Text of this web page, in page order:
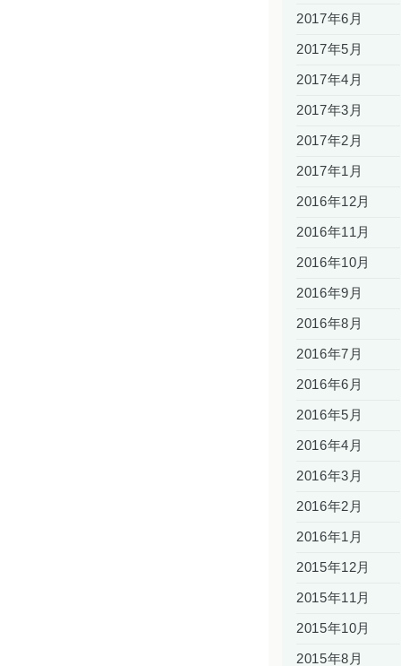
2017年6月
2017年5月
2017年4月
2017年3月
2017年2月
2017年1月
2016年12月
2016年11月
2016年10月
2016年9月
2016年8月
2016年7月
2016年6月
2016年5月
2016年4月
2016年3月
2016年2月
2016年1月
2015年12月
2015年11月
2015年10月
2015年8月